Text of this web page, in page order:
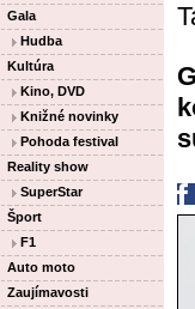
Gala
Hudba
Kultúra
Kino, DVD
Knižné novinky
Pohoda festival
Reality show
SuperStar
Šport
F1
Auto moto
Zaujímavosti